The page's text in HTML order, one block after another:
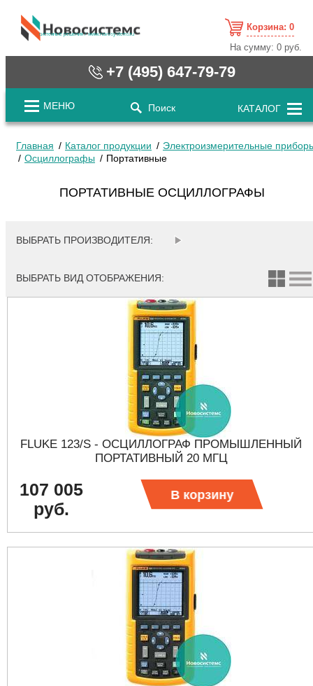
cистемные решения / www.novosystems.ru
Корзина: 0
На сумму:0 руб.
+7 (495) 647-79-79
МЕНЮ Поиск КАТАЛОГ
Главная Каталог продукции
Электроизмерительные
Осциллографы
Портативные
ПОРТАТИВНЫЕ ОСЦИЛЛОГРАФЫ
ВЫБРАТЬ ПРОИЗВОДИТЕЛЯ:
ВЫБРАТЬ ВИД ОТОБРАЖЕНИЯ:
FLUKE 123/S - ОСЦИЛЛОГРАФ ПРОМЫШЛЕННЫЙ
ПОРТАТИВНЫЙ 20 МГЦ
107 005
руб.
В корзину